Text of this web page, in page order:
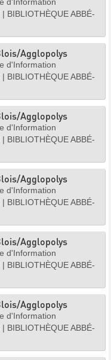
| BIBLIOTHÈQUE ABBÉ-
Agglopolys
d'Information
| BIBLIOTHÈQUE ABBÉ-
Agglopolys
d'Information
| BIBLIOTHÈQUE ABBÉ-
Agglopolys
d'Information
| BIBLIOTHÈQUE ABBÉ-
Agglopolys
d'Information
| BIBLIOTHÈQUE ABBÉ-
Agglopolys
d'Information
| BIBLIOTHÈQUE ABBÉ-